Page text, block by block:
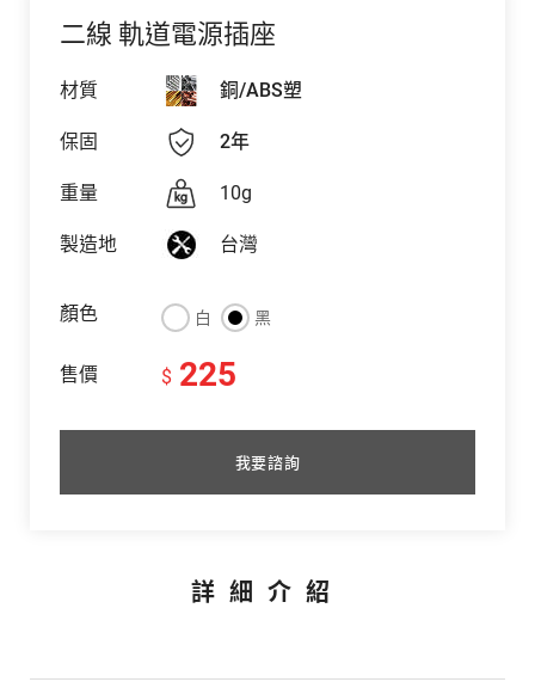
二線 軌道電源插座
材質 銅/ABS塑
保固 2年
重量 10g
製造地 台灣
顏色 白 黑
售價 $ 225
我要諮詢
詳細介紹